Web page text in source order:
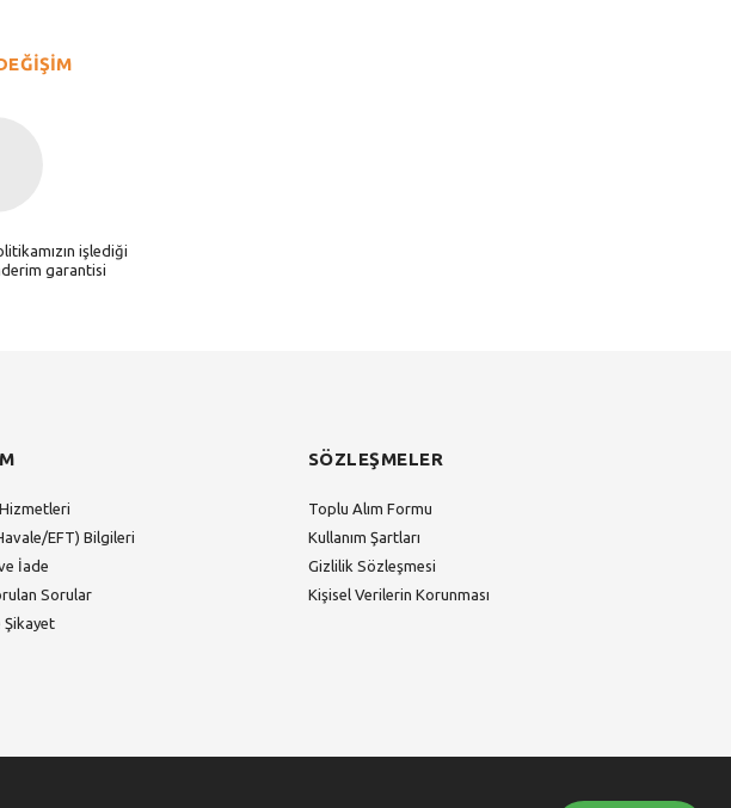
işlediği
garantisi
EFT) Bilgileri
İade
Sorular
Şikayet
SÖZLEŞMELER
Toplu Alım Formu
Kullanım Şartları
Gizlilik Sözleşmesi
Kişisel Verilerin Korunması